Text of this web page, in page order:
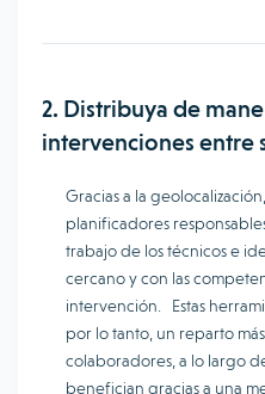
2. Distribuya de
intervenciones entre
Gracias a la
planificadores
trabajo de los técnicos e
cercano y con las
intervención. Estas
por lo tanto, un reparto
colaboradores, a lo largo
benefician gracias a una